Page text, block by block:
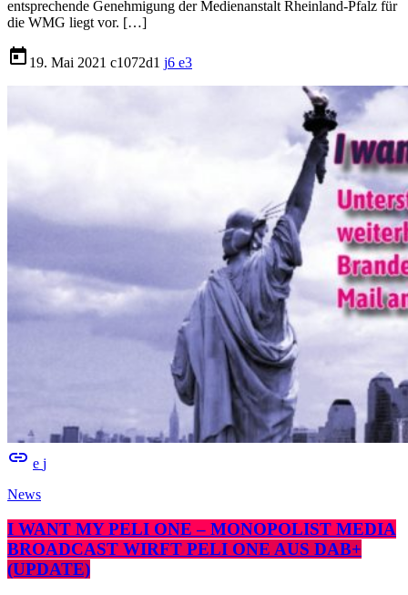
entsprechende Genehmigung der Medienanstalt Rheinland-Pfalz für
die WMG liegt vor. […]
today 19. Mai 2021 1072 1 6 3
insert_link
News
I WANT MY PELI ONE – MONOPOLIST MEDIA
BROADCAST WIRFT PELI ONE AUS DAB+
(UPDATE)